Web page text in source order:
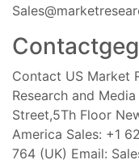
Contact US Market
Research and
Street,5Th Floor
America Sales: +1
764 (UK) Email: